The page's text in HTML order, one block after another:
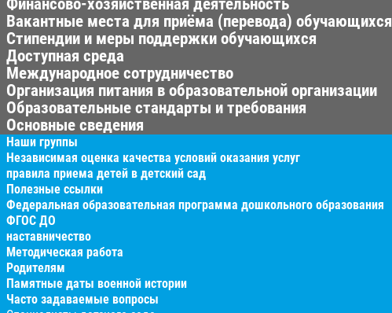
Финансово-хозяйственная деятельность
Вакантные места для приёма (перевода) обучающихся
Стипендии и меры поддержки обучающихся
Доступная среда
Международное сотрудничество
Организация питания в образовательной организации
Образовательные стандарты и требования
Основные сведения
Наши группы
Независимая оценка качества условий оказания услуг
правила приема детей в детский сад
Полезные ссылки
Федеральная образовательная программа дошкольного образования
ФГОС ДО
наставничество
Методическая работа
Родителям
Памятные даты военной истории
Часто задаваемые вопросы